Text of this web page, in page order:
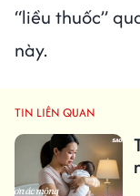
“liều thuốc”
này.
TIN LIÊN QUAN